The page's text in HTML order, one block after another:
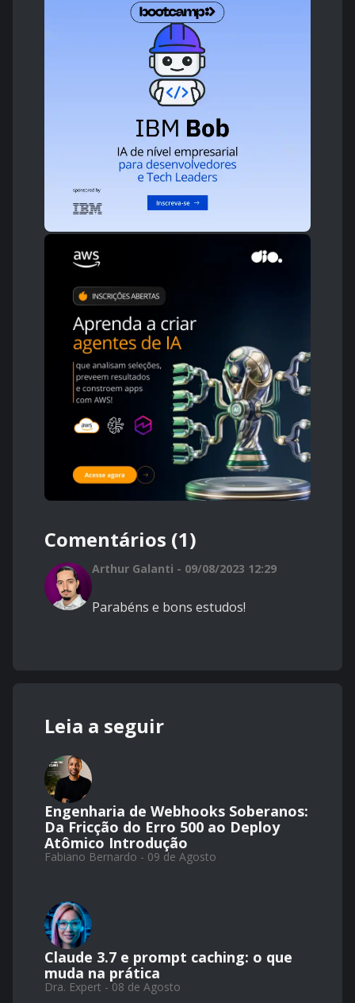
Comentários (1)
Arthur Galanti - 09/08/2023 12:29
Parabéns e bons estudos!
Leia a seguir
Engenharia de Webhooks Soberanos:
Da Fricção do Erro 500 ao Deploy
Atômico Introdução
Fabiano Bernardo - 09 de Agosto
Claude 3.7 e prompt caching: o que
muda na prática
Dra. Expert - 08 de Agosto